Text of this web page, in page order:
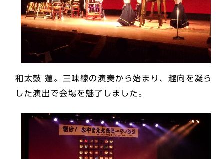
和太鼓 蓮。三味線の演奏から始まり、趣向を凝ら
した演出で会場を魅了しました。